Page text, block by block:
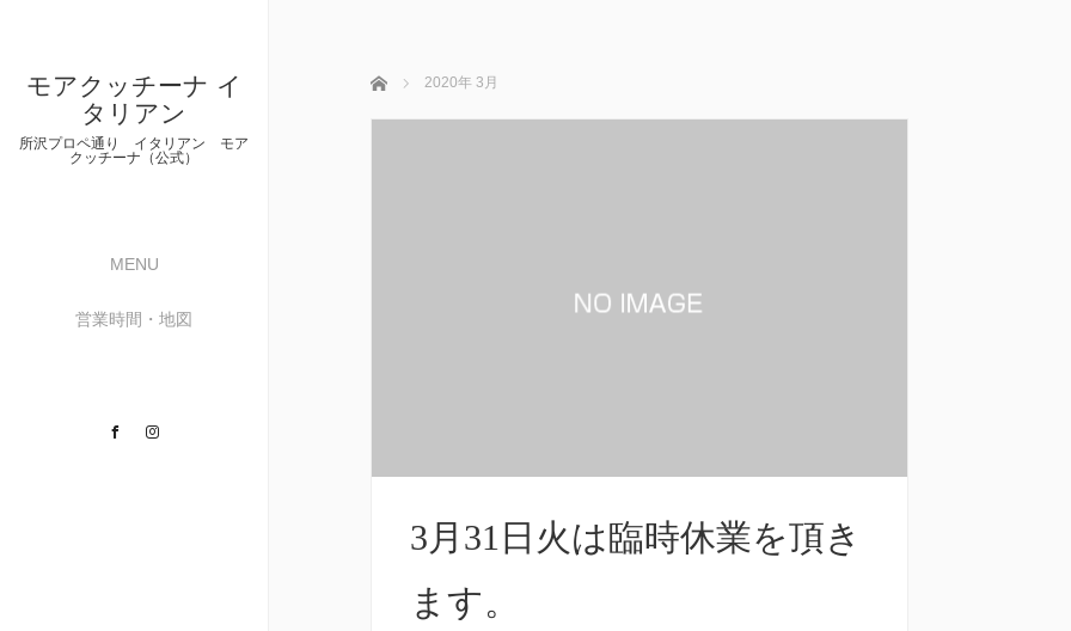
モアクッチーナ イ
タリアン
所沢プロペ通り イタリアン モア
クッチーナ（公式）
MENU
営業時間・地図
Facebook
ホーム 2020年 3月
3月31日火は臨時休業を頂き
ます。